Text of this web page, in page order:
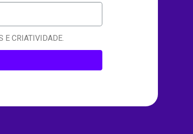
E CRIATIVIDADE.